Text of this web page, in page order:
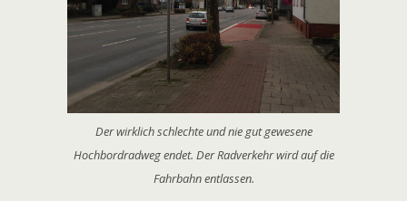
Der wirklich schlechte und nie gut gewesene
Hochbordradweg endet. Der Radverkehr wird auf die
Fahrbahn entlassen.